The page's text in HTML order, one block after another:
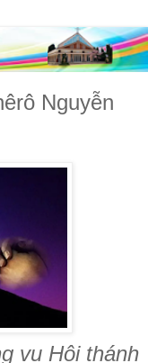
Nguyễn
vụ Hội thánh